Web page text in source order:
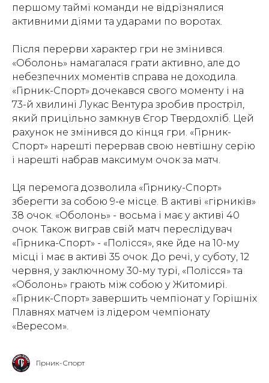
першому таймі команди не відрізнялися
активними діями та ударами по воротах.
Після перерви характер гри не змінився.
«Оболонь» намагалася грати активно, але до
небезпечних моментів справа не доходила.
«Гірник-Спорт» дочекався свого моменту і на
73-й хвилині Лукас Вентура зробив простріл,
який прицільно замкнув Єгор Твердохліб. Цей
рахунок не змінився до кінця гри. «Гірник-
Спорт» нарешті перервав свою невтішну серію
і нарешті набрав максимум очок за матч.
Ця перемога дозволила «Гірнику-Спорт»
зберегти за собою 9-е місце. В активі «гірників»
38 очок. «Оболонь» - восьма і має у активі 40
очок. Також виграв свій матч переслідувач
«Гірника-Спорт» - «Полісся», яке йде на 10-му
місці і має в активі 35 очок. До речі, у суботу, 12
червня, у заключному 30-му турі, «Полісся» та
«Оболонь» грають між собою у Житомирі.
«Гірник-Спорт» завершить чемпіонат у Горішніх
Плавнях матчем із лідером чемпіонату
«Вересом».
Гірник-Спорт